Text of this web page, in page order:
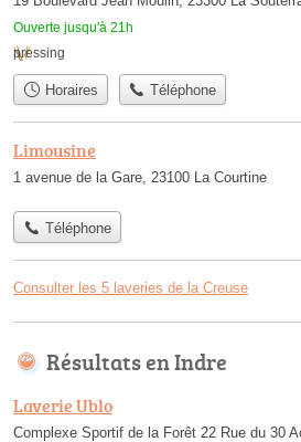
Ouverte jusqu'à 21h
pressing
Horaires Téléphone
Limousine
1 avenue de la Gare, 23100 La Courtine
Téléphone
Consulter les 5 laveries de la Creuse
Résultats en Indre
Laverie Ublo
Complexe Sportif de la Forêt 22 Rue du 30